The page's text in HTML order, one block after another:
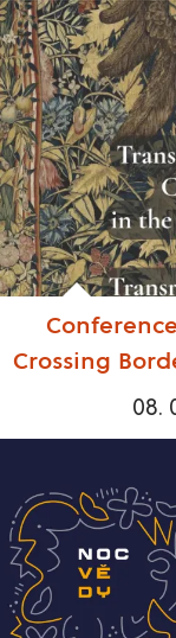
Crossing
08.